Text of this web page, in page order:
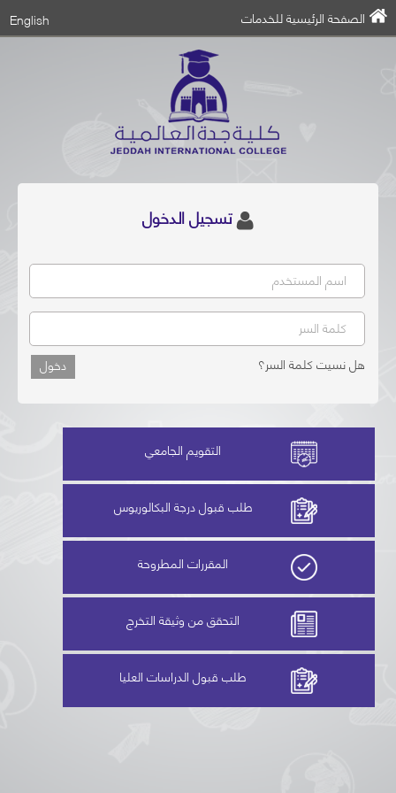
الصفحة الرئيسية للخدمات English
تسجيل الدخول
اسم المستخدم
كلمة السر
هل نسيت كلمة السر؟
دخول
التقويم الجامعي
طلب قبول درجة البكالوريوس
المقررات المطروحة
التحقق من وثيقة التخرج
طلب قبول الدراسات العليا